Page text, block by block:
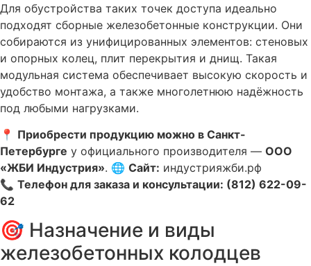
Для обустройства таких точек доступа идеально
подходят сборные железобетонные конструкции. Они
собираются из унифицированных элементов: стеновых
и опорных колец, плит перекрытия и днищ. Такая
модульная система обеспечивает высокую скорость и
удобство монтажа, а также многолетнюю надёжность
под любыми нагрузками.
📍 Приобрести продукцию можно в Санкт-
Петербурге у официального производителя — ООО
«ЖБИ Индустрия». 🌐 Сайт: индустрияжби.рф
📞 Телефон для заказа и консультации: (812) 622-09-
62
🎯 Назначение и виды
железобетонных колодцев